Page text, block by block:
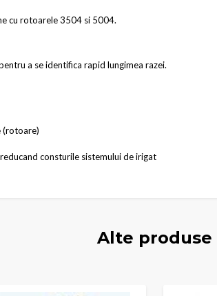
cu rotoarele 3504 si 5004.
a se identifica rapid lungimea razei.
(rotoare)
consturile sistemului de irigat
Alte produse